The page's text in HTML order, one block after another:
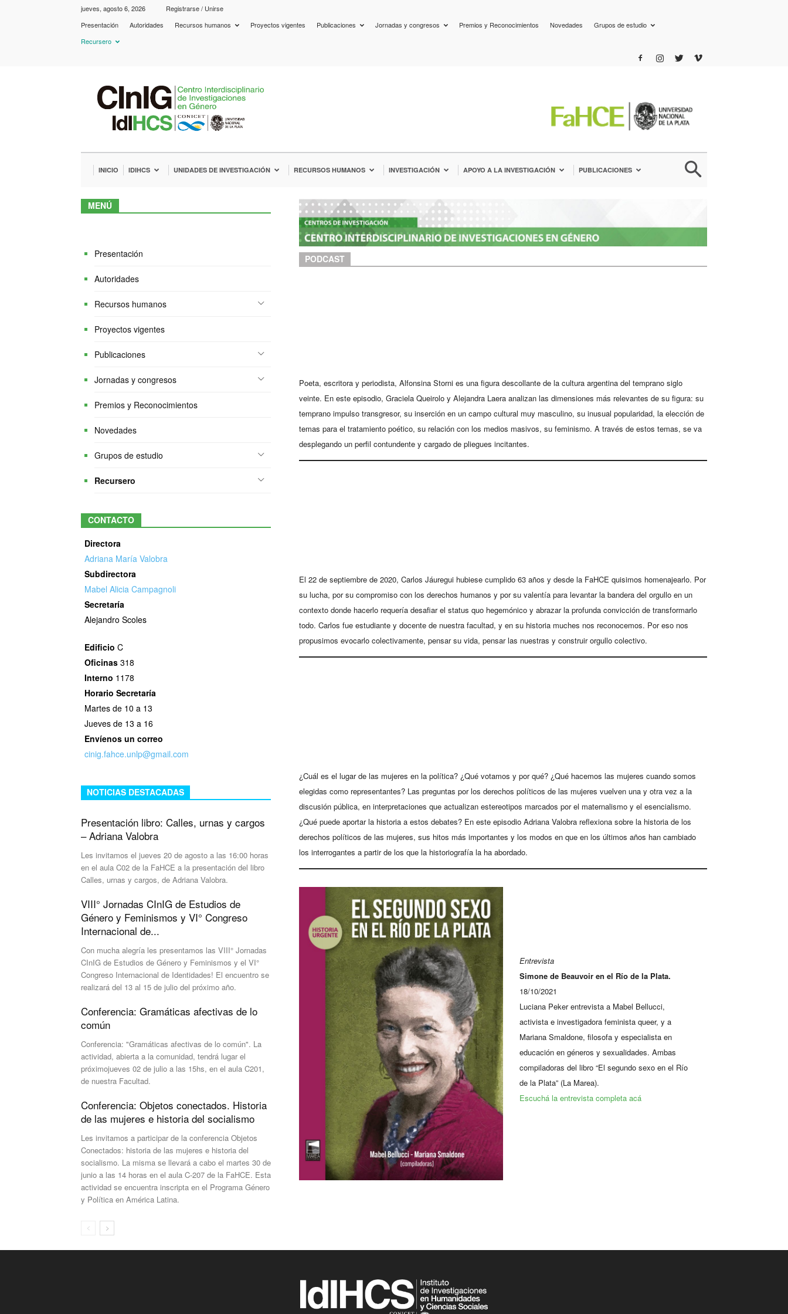
jueves, agosto 6, 2026
Registrarse / Unirse
Presentación
Autoridades Recursos humanos Proyectos vigentes Publicaciones Jornadas y congresos Premios y Reconocimientos Novedades
Grupos de estudio
Recursero
IdIHCS
–
CInIG
INICIO IDIHCS UNIDADES DE INVESTIGACIÓN RECURSOS HUMANOS INVESTIGACIÓN APOYO A LA INVESTIGACIÓN PUBLICACIONES
PODCAST
Poeta, escritora y periodista, Alfonsina Storni es una figura descollante de la cultura argentina del temprano siglo
veinte. En este episodio, Graciela Queirolo y Alejandra Laera analizan las dimensiones más relevantes de su figura: su
temprano impulso transgresor, su inserción en un campo cultural muy masculino, su inusual popularidad, la elección de
temas para el tratamiento poético, su relación con los medios masivos, su feminismo. A través de estos temas, se va
desplegando un perfil contundente y cargado de pliegues incitantes.
El 22 de septiembre de 2020, Carlos Jáuregui hubiese cumplido 63 años y desde la FaHCE quisimos homenajearlo. Por
su lucha, por su compromiso con los derechos humanos y por su valentía para levantar la bandera del orgullo en un
contexto donde hacerlo requería desafiar el status quo hegemónico y abrazar la profunda convicción de transformarlo
todo. Carlos fue estudiante y docente de nuestra facultad, y en su historia muches nos reconocemos. Por eso nos
propusimos evocarlo colectivamente, pensar su vida, pensar las nuestras y construir orgullo colectivo.
¿Cuál es el lugar de las mujeres en la política? ¿Qué votamos y por qué? ¿Qué hacemos las mujeres cuando somos
elegidas como representantes? Las preguntas por los derechos políticos de las mujeres vuelven una y otra vez a la
discusión pública, en interpretaciones que actualizan estereotipos marcados por el maternalismo y el esencialismo.
¿Qué puede aportar la historia a estos debates? En este episodio Adriana Valobra reflexiona sobre la historia de los
derechos políticos de las mujeres, sus hitos más importantes y los modos en que en los últimos años han cambiado
los interrogantes a partir de los que la historiografía la ha abordado.
Entrevista
Simone de Beauvoir en el Río de la Plata.
18/10/2021
Luciana Peker entrevista a Mabel Bellucci,
activista e investigadora feminista queer, y a
Mariana Smaldone, filosofa y especialista en
educación en géneros y sexualidades. Ambas
compiladoras del libro “El segundo sexo en el Río
de la Plata” (La Marea).
Escuchá la entrevista completa acá
MENÚ
Presentación
Autoridades
Recursos humanos
Proyectos vigentes
Publicaciones
Jornadas y congresos
Premios y Reconocimientos
Novedades
Grupos de estudio
Recursero
CONTACTO
Directora
Adriana María Valobra
Subdirectora
Mabel Alicia Campagnoli
Secretaría
Alejandro Scoles
Edificio C
Oficinas 318
Interno 1178
Horario Secretaría
Martes de 10 a 13
Jueves de 13 a 16
Envíenos un correo
cinig.fahce.unlp@gmail.com
NOTICIAS DESTACADAS
Presentación libro: Calles, urnas y cargos
– Adriana Valobra
Les invitamos el jueves 20 de agosto a las 16:00 horas
en el aula C02 de la FaHCE a la presentación del libro
Calles, urnas y cargos, de Adriana Valobra.
VIII° Jornadas CInIG de Estudios de
Género y Feminismos y VI° Congreso
Internacional de...
Con mucha alegría les presentamos las VIII° Jornadas
CInIG de Estudios de Género y Feminismos y el VI°
Congreso Internacional de Identidades! El encuentro se
realizará del 13 al 15 de julio del próximo año.
Conferencia: Gramáticas afectivas de lo
común
Conferencia: "Gramáticas afectivas de lo común". La
actividad, abierta a la comunidad, tendrá lugar el
próximojueves 02 de julio a las 15hs, en el aula C201,
de nuestra Facultad.
Conferencia: Objetos conectados. Historia
de las mujeres e historia del socialismo
Les invitamos a participar de la conferencia Objetos
Conectados: historia de las mujeres e historia del
socialismo. La misma se llevará a cabo el martes 30 de
junio a las 14 horas en el aula C-207 de la FaHCE. Esta
actividad se encuentra inscripta en el Programa Género
y Política en América Latina.